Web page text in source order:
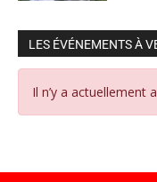
LES ÉVÉNEMENTS À
Il n’y a actuellement